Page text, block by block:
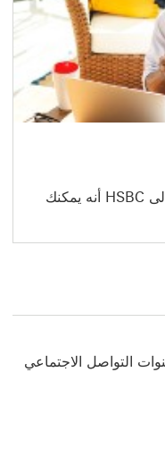
يعني تحويل رصيد بطاقتك الائتمانية إلى HSBC أنه يمكنك
التواصل الاجتماعي